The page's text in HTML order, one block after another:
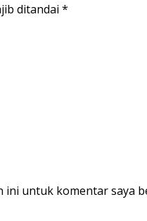
ditandai *
ini untuk komentar saya